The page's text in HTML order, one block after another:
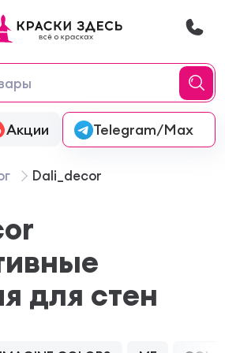
Акции Онлайн-колеровка
Telegram/Max
Dali_decor
для стен